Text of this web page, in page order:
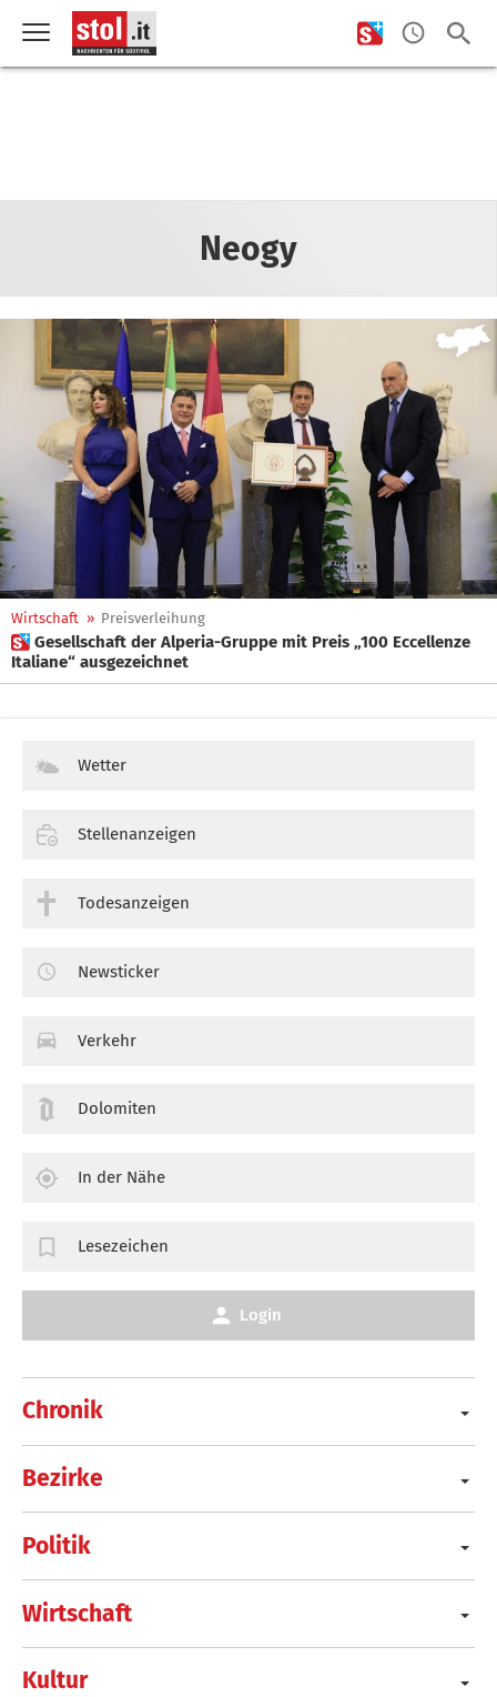
Neogy
Wirtschaft » Preisverleihung
 Gesellschaft der Alperia-Gruppe mit Preis „100 Eccellenze
Italiane“ ausgezeichnet
Chronik
Bezirke
Politik
Wirtschaft
Kultur
Wetter
Stellenanzeigen
Todesanzeigen
Newsticker
Verkehr
Dolomiten
In der Nähe
Lesezeichen
Login